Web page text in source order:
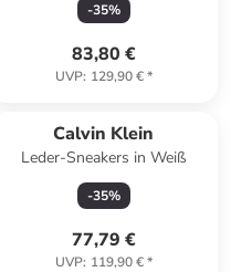
-35%
83,80 €
UVP: 129,90 €*
Calvin Klein
Leder-Sneakers in Weiß
-35%
77,79 €
UVP: 119,90 €*